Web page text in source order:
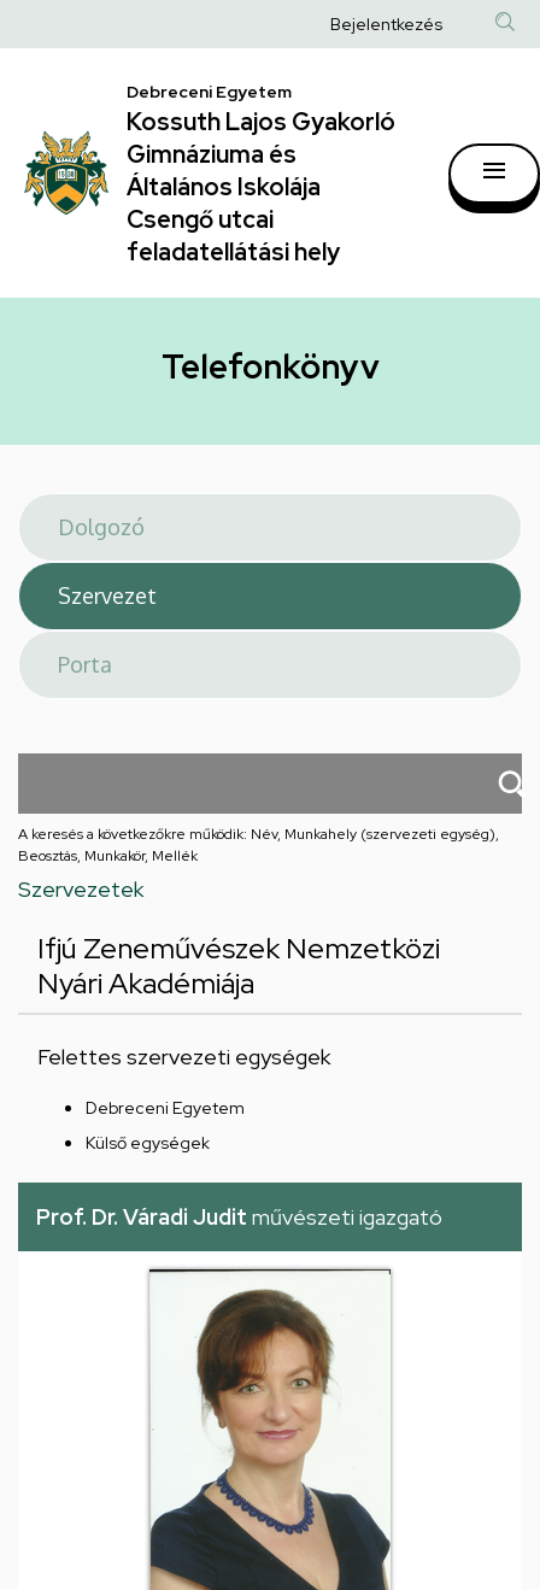
|
Kossuth
Lajos
Gyakorló
Gimnáziuma
Általános
hely
a
Anonim
fiók
Bejelentkezés
Debreceni Egyetem
Kossuth Lajos Gyakorló
Gimnáziuma és
Általános Iskolája
Csengő utcai
feladatellátási hely
Telefonkönyv
A keresés a következőkre működik: Név, Munkahely (szervezeti egység),
Beosztás, Munkakör, Mellék
Szervezetek
Ifjú Zeneművészek Nemzetközi
Nyári Akadémiája
Felettes szervezeti egységek
Debreceni Egyetem
Külső egységek
Prof. Dr. Váradi Judit művészeti igazgató